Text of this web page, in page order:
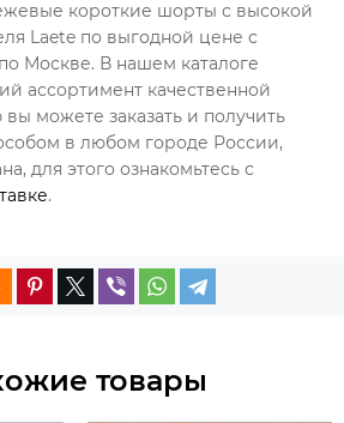
короткие шорты с высокой
Laete по выгодной цене с
Москве. В нашем каталоге
ассортимент качественной
можете заказать и получить
в любом городе России,
для этого ознакомьтесь с
.
товары